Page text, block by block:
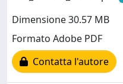
Dimensione 30.57 MB
Formato Adobe PDF
Contatta l'autore